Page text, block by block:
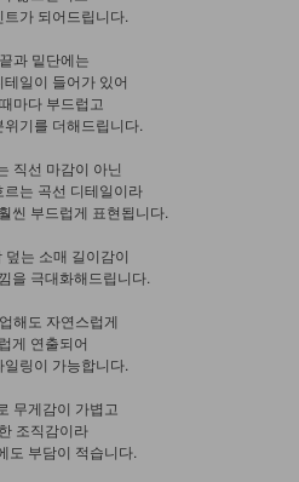
트가 되어드립니다.
과 밑단에는
일이 들어가 있어
마다 부드럽고
기를 더해드립니다.
직선 마감이 아닌
르는 곡선 디테일이라
씬 부드럽게 표현됩니다.
덮는 소매 길이감이
을 극대화해드립니다.
해도 자연스럽게
게 연출되어
일링이 가능합니다.
무게감이 가볍고
조직감이라
도 부담이 적습니다.